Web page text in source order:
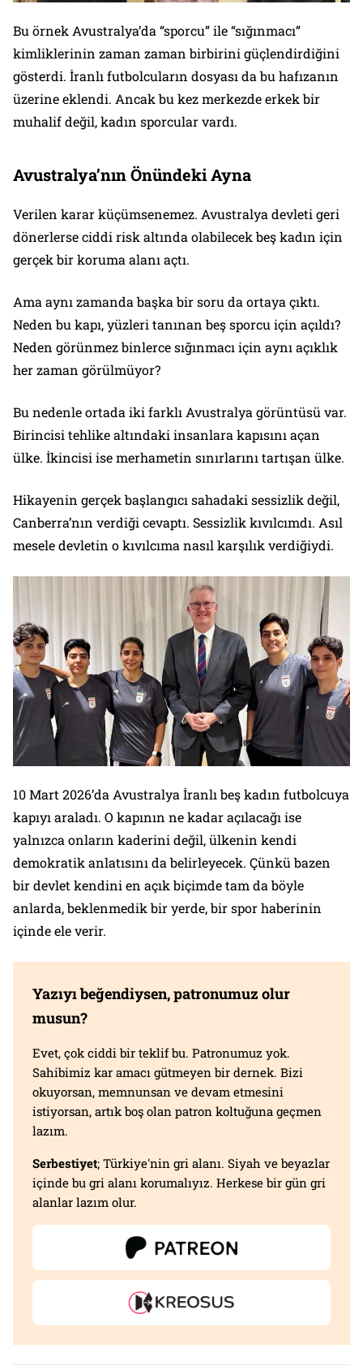
Bu örnek Avustralya’da “sporcu” ile “sığınmacı”
kimliklerinin zaman zaman birbirini güçlendirdiğini
gösterdi. İranlı futbolcuların dosyası da bu hafızanın
üzerine eklendi. Ancak bu kez merkezde erkek bir
muhalif değil, kadın sporcular vardı.
Avustralya’nın Önündeki Ayna
Verilen karar küçümsenemez. Avustralya devleti geri
dönerlerse ciddi risk altında olabilecek beş kadın için
gerçek bir koruma alanı açtı.
Ama aynı zamanda başka bir soru da ortaya çıktı.
Neden bu kapı, yüzleri tanınan beş sporcu için açıldı?
Neden görünmez binlerce sığınmacı için aynı açıklık
her zaman görülmüyor?
Bu nedenle ortada iki farklı Avustralya görüntüsü var.
Birincisi tehlike altındaki insanlara kapısını açan
ülke. İkincisi ise merhametin sınırlarını tartışan ülke.
Hikayenin gerçek başlangıcı sahadaki sessizlik değil,
Canberra’nın verdiği cevaptı. Sessizlik kıvılcımdı. Asıl
mesele devletin o kıvılcıma nasıl karşılık verdiğiydi.
10 Mart 2026’da Avustralya İranlı beş kadın futbolcuya
kapıyı araladı. O kapının ne kadar açılacağı ise
yalnızca onların kaderini değil, ülkenin kendi
demokratik anlatısını da belirleyecek. Çünkü bazen
bir devlet kendini en açık biçimde tam da böyle
anlarda, beklenmedik bir yerde, bir spor haberinin
içinde ele verir.
Yazıyı beğendiysen, patronumuz olur
musun?
Evet, çok ciddi bir teklif bu. Patronumuz yok.
Sahibimiz kar amacı gütmeyen bir dernek. Bizi
okuyorsan, memnunsan ve devam etmesini
istiyorsan, artık boş olan patron koltuğuna geçmen
lazım.
Serbestiyet; Türkiye'nin gri alanı. Siyah ve beyazlar
içinde bu gri alanı korumalıyız. Herkese bir gün gri
alanlar lazım olur.